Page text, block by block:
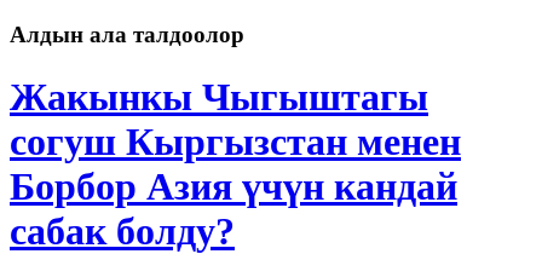
Алдын ала талдоолор
Жакынкы Чыгыштагы
согуш Кыргызстан менен
Борбор Азия үчүн кандай
сабак болду?